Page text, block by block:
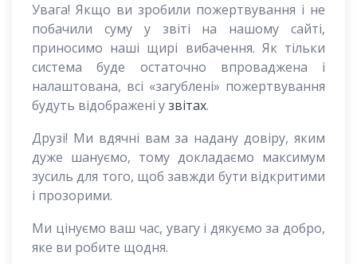
Увага! Якщо ви зробили пожертвування і не
побачили суму у звіті на нашому сайті,
приносимо наші щирі вибачення. Як тільки
система буде остаточно впроваджена і
налаштована, всі «загублені» пожертвування
будуть відображені узвітах.
Друзі! Ми вдячні вам за надану довіру, яким
дуже шануємо, тому докладаємо максимум
зусиль для того, щоб завжди бути відкритими
і прозорими.
Ми цінуємо ваш час, увагу і дякуємо за добро,
яке ви робите щодня.